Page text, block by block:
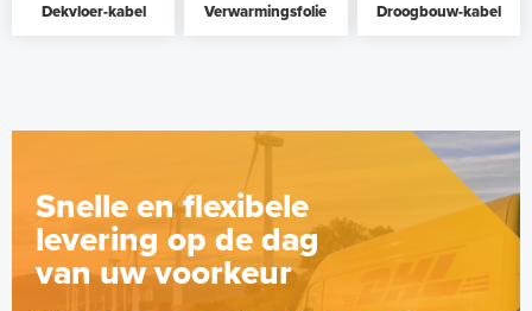
Dekvloer-kabel Verwarmingsfolie Droogbouw-kabel
Snelle en flexibele
levering op de dag
van uw voorkeur